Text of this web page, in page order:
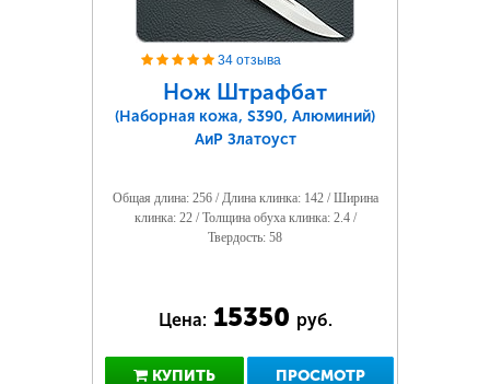
34 отзыва
Нож Штрафбат
(Наборная кожа, S390, Алюминий)
АиР Златоуст
Общая длина: 256 / Длина клинка: 142 / Ширина
клинка: 22 / Толщина обуха клинка: 2.4 /
Твердость: 58
Цена: 15350 руб.
КУПИТЬ ПРОСМОТР